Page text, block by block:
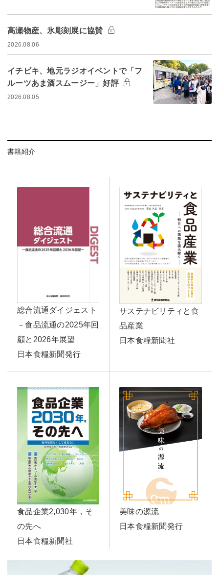
高瀬物産、氷彫刻展に協賛
2026.08.06
イチビキ、地元ラジオイベントで「フ
ルーツあま酒スムージー」好評
2026.08.05
書籍紹介
総合流通ダイジェスト
－食品流通の2025年回
顧と2026年展望
日本食糧新聞発行
サステナビリティと食
品産業
日本食糧新聞社
食品企業2,030年，そ
の先へ
日本食糧新聞社
美味の源流
日本食糧新聞発行